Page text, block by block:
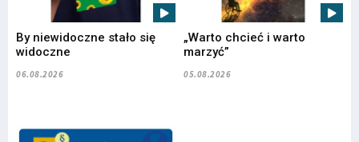
By niewidoczne stało się
widoczne
06.08.2026
„Warto chcieć i warto
marzyć”
05.08.2026